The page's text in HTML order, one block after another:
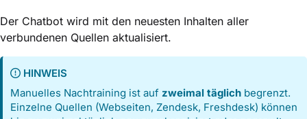
Der Chatbot wird mit den neuesten Inhalten aller
verbundenen Quellen aktualisiert.
HINWEIS
Manuelles Nachtraining ist aufzweimal täglich begrenzt.
Einzelne Quellen (Webseiten, Zendesk, Freshdesk) können